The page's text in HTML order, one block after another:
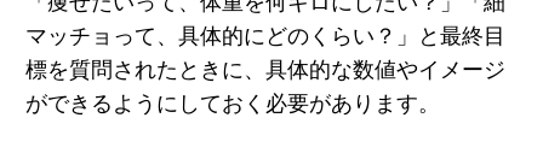
マッチョって、具体的にどのくらい？」と 最終目
標を質問されたときに、具体的な数値やイメージ
ができるようにしておく 必要があります。